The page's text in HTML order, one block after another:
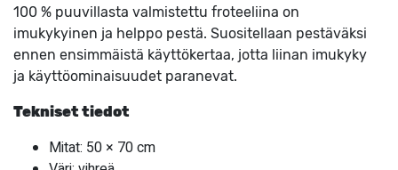
100 % puuvillasta valmistettu froteeliina on
imukykyinen ja helppo pestä. Suositellaan pestäväksi
ennen ensimmäistä käyttökertaa, jotta liinan imukyky
ja käyttöominaisuudet paranevat.
Tekniset tiedot
Mitat: 50 × 70 cm